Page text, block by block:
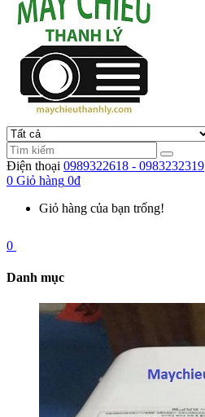
Điện thoại 0989322618 - 0983232319
0 Giỏ hàng 0đ
Giỏ hàng của bạn trống!
0
Danh mục